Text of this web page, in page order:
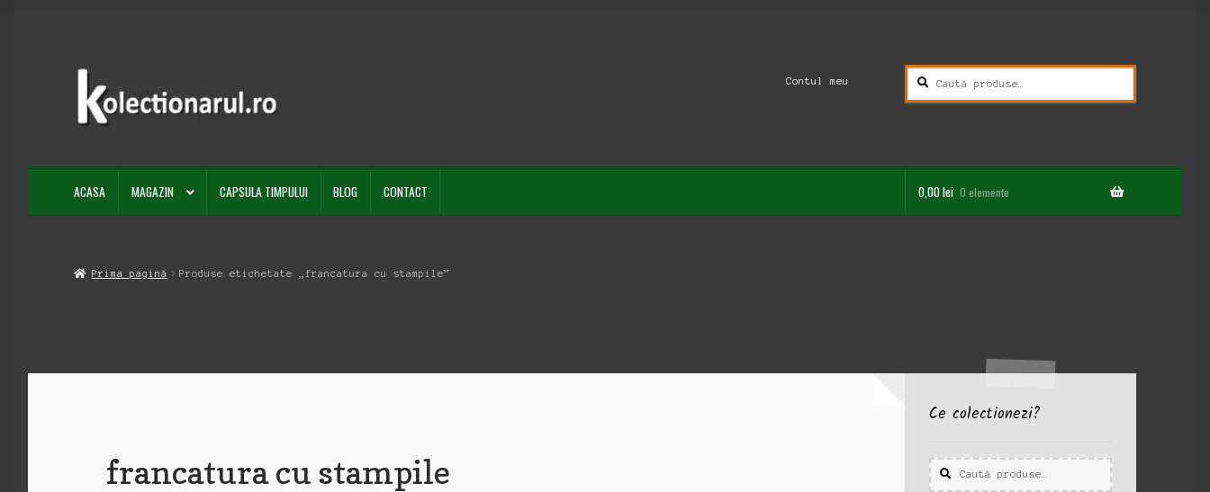
Sari
navigare
Sari
conținut
Contul meu
Caută
după:
Caută
ACASA MAGAZIN CAPSULA TIMPULUI BLOG CONTACT 0,00lei 0 elemente
Prima pagină Produse etichetate „francatura cu stampile”
francatura cu stampile
Ce colectionezi?
Caută
după:
Caută